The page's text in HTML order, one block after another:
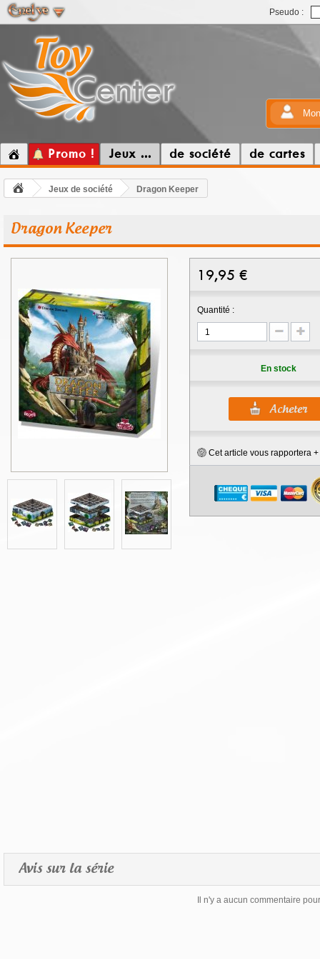
Pseudo :
Promo ! Jeux ... de société de cartes
Jeux de société Dragon Keeper
Dragon Keeper
19,95 €
Quantité :
En stock
Cet article vous rapportera +
Avis sur la série
Il n'y a aucun commentaire